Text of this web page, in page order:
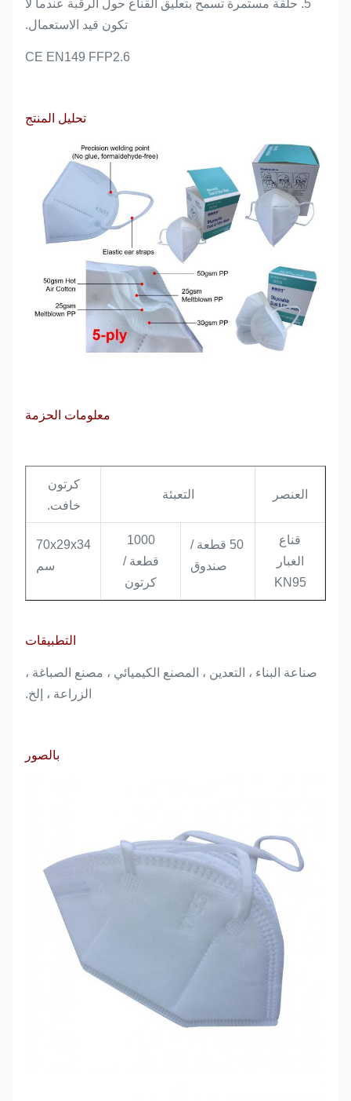
5. حلقة مستمرة تسمح بتعليق القناع حول الرقبة عندما لا
تكون قيد الاستعمال.
6.CE EN149 FFP2
تحليل المنتج
معلومات الحزمة
العنصر التعبئة
كرتون
خافت.
قناع
الغبار
KN95
50 قطعة /
صندوق
1000
قطعة /
كرتون
70x29x34
سم
التطبيقات
صناعة البناء ، التعدين ، المصنع الكيميائي ، مصنع الصباغة ،
الزراعة ، إلخ.
بالصور